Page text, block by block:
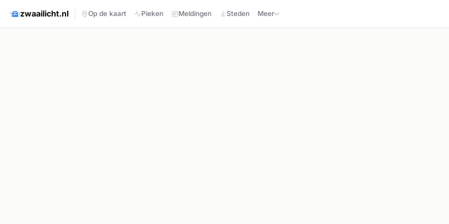
zwaailicht.nl Op de kaart Pieken Meldingen Steden Meer